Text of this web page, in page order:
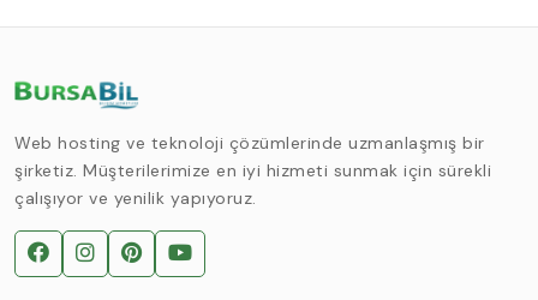
Web hosting ve teknoloji çözümlerinde uzmanlaşmış bir
şirketiz. Müşterilerimize en iyi hizmeti sunmak için sürekli
çalışıyor ve yenilik yapıyoruz.